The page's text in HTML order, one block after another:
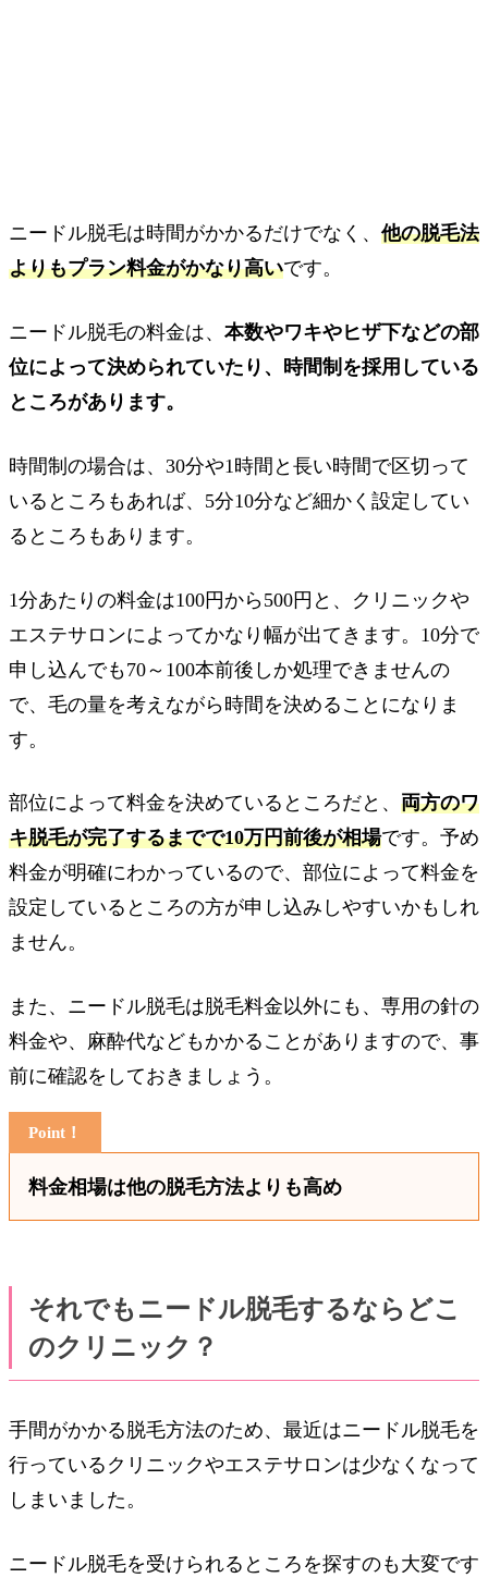
ニードル脱毛は時間がかかるだけでなく、 他の脱毛法
よりもプラン料金がかなり高いです。
ニードル脱毛の料金は、 本数やワキやヒザ下などの部
位によって決められていたり、時間制を採用している
ところがあります。
時間制の場合は、30分や1時間と長い時間で区切って
いるところもあれば、5分10分など細かく設定してい
るところもあります。
1分あたりの料金は100円から500円と、クリニックや
エステサロンによってかなり幅が出てきます。10分で
申し込んでも70～100本前後しか処理できませんの
で、毛の量を考えながら時間を決めることになりま
す。
部位によって料金を決めているところだと、 両方のワ
キ脱毛が完了するまでで10万円前後が相場です。予め
料金が明確にわかっているので、部位によって料金を
設定しているところの方が申し込みしやすいかもしれ
ません。
また、ニードル脱毛は脱毛料金以外にも、専用の針の
料金や、麻酔代などもかかることがありますので、事
前に確認をしておきましょう。
料金相場は他の脱毛方法よりも高め
それでもニードル脱毛するならどこ
のクリニック？
手間がかかる脱毛方法のため、最近はニードル脱毛を
行っているクリニックやエステサロンは少なくなって
しまいました。
ニードル脱毛を受けられるところを探すのも大変です